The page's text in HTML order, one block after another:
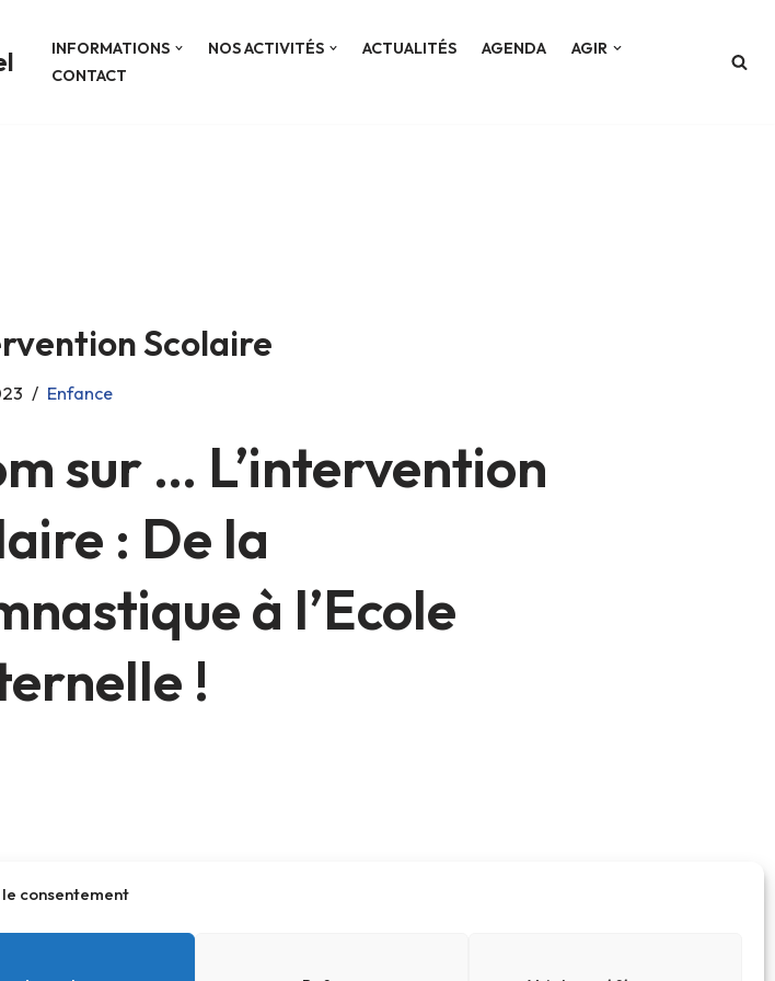
consentement
INFORMATIONS NOS ACTIVITÉS ACTUALITÉS AGENDA
AGIR
CONTACT
Scolaire
Enfance
sur … L’intervention
: De la
à l’Ecole
!